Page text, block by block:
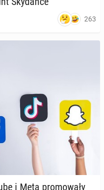
263
i Meta pro­mo­wa­ły